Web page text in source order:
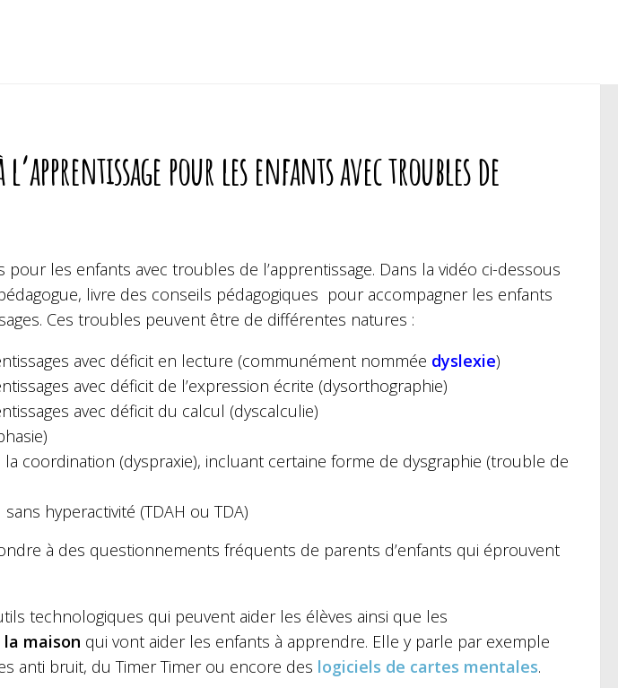
pour les enfants avec troubles de
pour les enfants avec troubles de l’apprentissage. Dans la vidéo ci-dessous
livre des conseils pédagogiques pour accompagner les enfants
Ces troubles peuvent être de différentes natures :
avec déficit en lecture (communément nommée dyslexie)
avec déficit de l’expression écrite (dysorthographie)
avec déficit du calcul (dyscalculie)
coordination (dyspraxie), incluant certaine forme de dysgraphie (trouble de
hyperactivité (TDAH ou TDA)
à des questionnements fréquents de parents d’enfants qui éprouvent
technologiques qui peuvent aider les élèves ainsi que les
maison qui vont aider les enfants à apprendre. Elle y parle par exemple
anti bruit, du Timer Timer ou encore des logiciels de cartes mentales.